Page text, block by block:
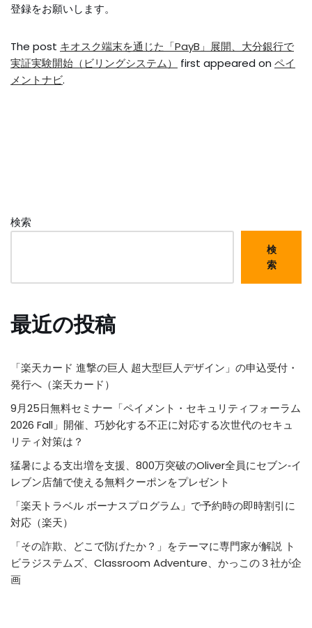
登録をお願いします。
The post キオスク端末を通じた「PayB」展開、大分銀行で
実証実験開始（ビリングシステム）
first appeared on ペイ
メントナビ.
検索
検
索
最近の投稿
「楽天カード 進撃の巨人 超大型巨人デザイン」の申込受付・
発行へ（楽天カード）
9月25日無料セミナー「ペイメント・セキュリティフォーラム
2026 Fall」開催、巧妙化する不正に対応する次世代のセキュ
リティ対策は？
猛暑による支出増を支援、800万突破のOliver全員にセブン‐イ
レブン店舗で使える無料クーポンをプレゼント
「楽天トラベル ボーナスプログラム」で予約時の即時割引に
対応（楽天）
「その詐欺、どこで防げたか？」をテーマに専門家が解説 ト
ビラジステムズ、Classroom Adventure、かっこの３社が企
画